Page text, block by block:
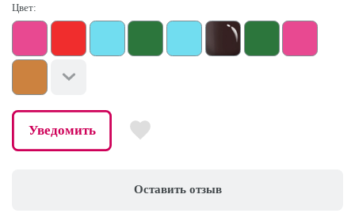
Оставить отзыв
Уведомить
Цвет: